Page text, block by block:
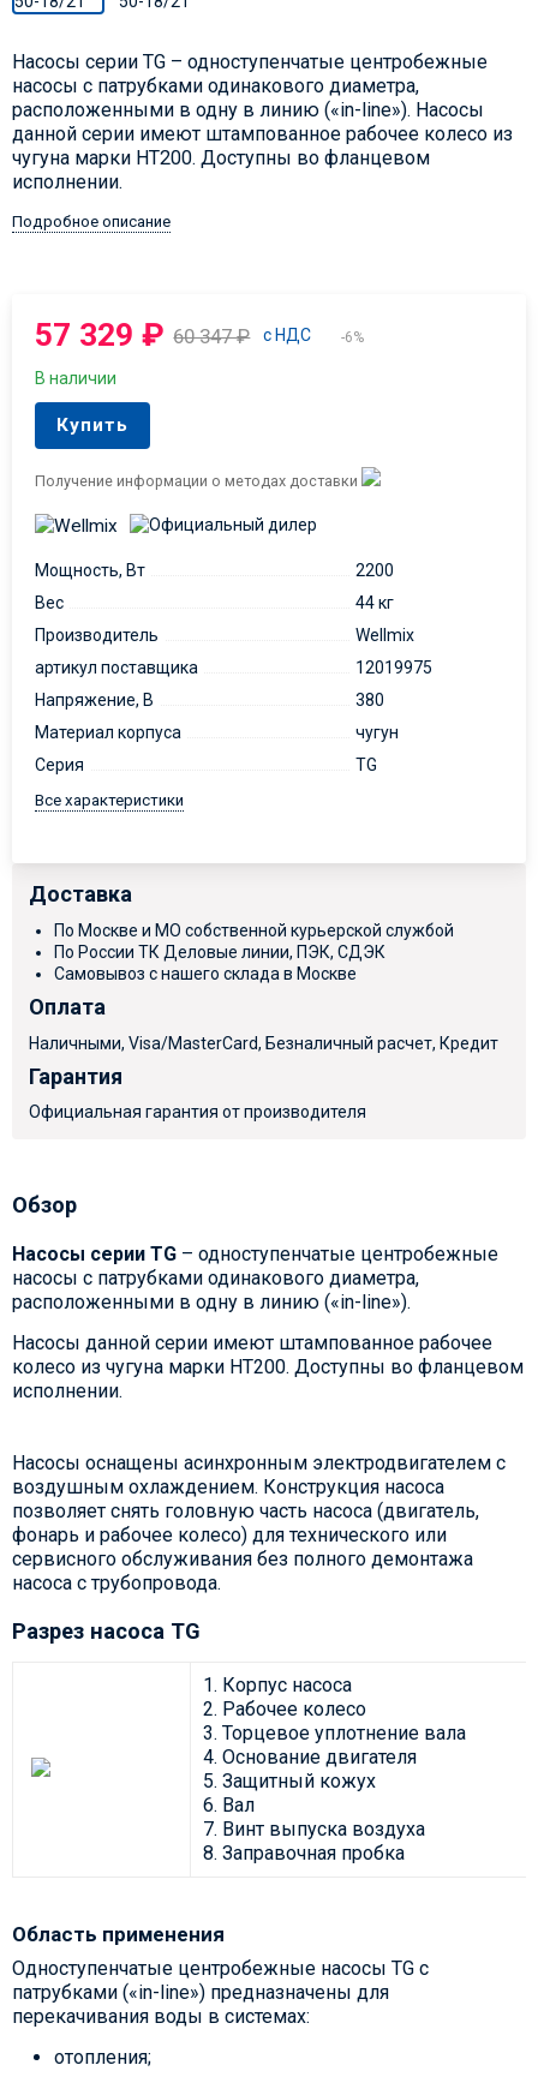
Насосы серии TG – одноступенчатые центробежные
насосы с патрубками одинакового диаметра,
расположенными в одну в линию («in-line»). Насосы
данной серии имеют штампованное рабочее колесо из
чугуна марки НТ200. Доступны во фланцевом
исполнении.
Подробное описание
57 329₽ 60 347₽ с НДС -6%
В наличии
Купить
Получение информации о методах доставки
Мощность, Вт
2200
Вес
44 кг
Производитель
Wellmix
артикул поставщика
12019975
Напряжение, В
380
Материал корпуса
чугун
Серия
TG
Все характеристики
Доставка
По Москве и МО собственной курьерской службой
По России ТК Деловые линии, ПЭК, СДЭК
Самовывоз с нашего склада в Москве
Оплата
Наличными, Visa/MasterCard, Безналичный расчет, Кредит
Гарантия
Официальная гарантия от производителя
Обзор
Насосы серии TG– одноступенчатые центробежные
насосы с патрубками одинакового диаметра,
расположенными в одну в линию («in-line»).
Насосы данной серии имеют штампованное рабочее
колесо из чугуна марки НТ200. Доступны во фланцевом
исполнении.
Насосы оснащены асинхронным электродвигателем с
воздушным охлаждением. Конструкция насоса
позволяет снять головную часть насоса (двигатель,
фонарь и рабочее колесо) для технического или
сервисного обслуживания без полного демонтажа
насоса с трубопровода.
Разрез насоса TG
1. Корпус насоса
2. Рабочее колесо
3. Торцевое уплотнение вала
4. Основание двигателя
5. Защитный кожух
6. Вал
7. Винт выпуска воздуха
8. Заправочная пробка
Область применения
Одноступенчатые центробежные насосы TG с
патрубками («in-line») предназначены для
перекачивания воды в системах:
отопления;